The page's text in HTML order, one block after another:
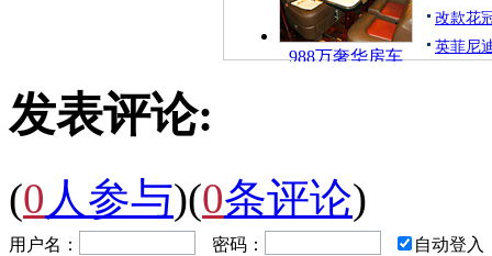
988万奢华房车
改款花
英菲尼
发表评论:
(0 人参与)(0条评论)
用户名： 密码： 自动登入